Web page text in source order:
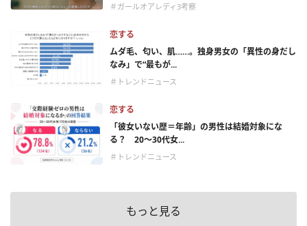
＃ガールオアレディ3考察
恋する
ムダ毛、匂い、肌……。独身男女の「異性の身だし
なみ」で“最もが...
＃トレンドニュース
恋する
「彼女いない歴＝年齢」の男性は結婚対象にな
る？ 20〜30代女...
＃トレンドニュース
もっと見る